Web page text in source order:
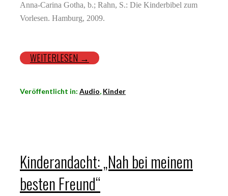
Anna-Carina Gotha, b.; Rahn, S.: Die Kinderbibel zum
Vorlesen. Hamburg, 2009.
WEITERLESEN →
Veröffentlicht in: Audio, Kinder
Kinderandacht: „Nah bei meinem
besten Freund“